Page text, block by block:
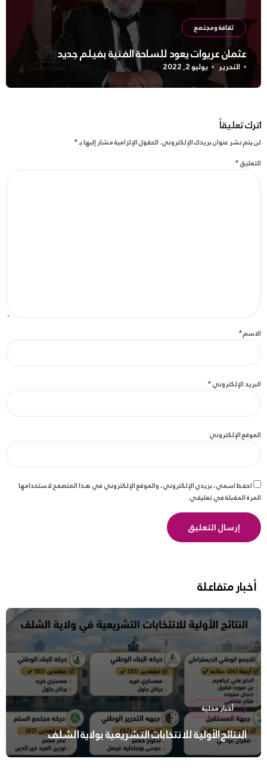
ثقافة ومجتمع
عثمان عريوات يعود للساحة الفنية بفيلم جديد
التحرير يوليو 2, 2022
اترك تعليقاً
لن يتم نشر عنوان بريدك الإلكتروني.الحقول الإلزامية مشار إليها بـ*
التعليق*
الاسم*
البريد الإلكتروني*
الموقع الإلكتروني
احفظ اسمي، بريدي الإلكتروني، والموقع الإلكتروني في هذا المتصفح لاستخدامها
المرة المقبلة في تعليقي.
أخبار متفاعلة
أخبار محلية
النتائج الأولية للانتخابات التشريعية بولاية الشلف